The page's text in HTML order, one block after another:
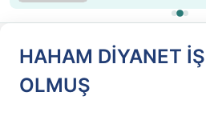
HAHAM DİYANET
OLMUŞ